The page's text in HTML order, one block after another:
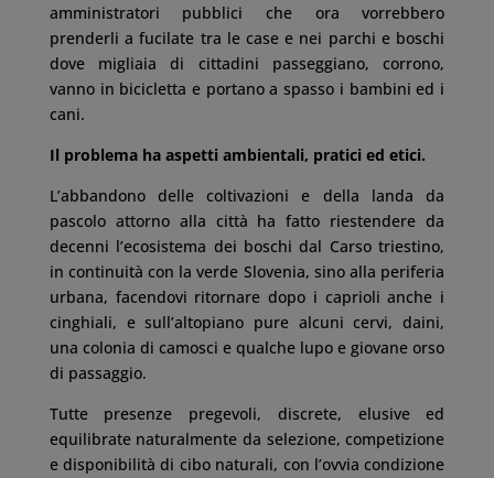
amministratori pubblici che ora vorrebbero
prenderli a fucilate tra le case e nei parchi e boschi
dove migliaia di cittadini passeggiano, corrono,
vanno in bicicletta e portano a spasso i bambini ed i
cani.
Il problema ha aspetti ambientali, pratici ed etici.
L’abbandono delle coltivazioni e della landa da
pascolo attorno alla città ha fatto riestendere da
decenni l’ecosistema dei boschi dal Carso triestino,
in continuità con la verde Slovenia, sino alla periferia
urbana, facendovi ritornare dopo i caprioli anche i
cinghiali, e sull’altopiano pure alcuni cervi, daini,
una colonia di camosci e qualche lupo e giovane orso
di passaggio.
Tutte presenze pregevoli, discrete, elusive ed
equilibrate naturalmente da selezione, competizione
e disponibilità di cibo naturali, con l’ovvia condizione